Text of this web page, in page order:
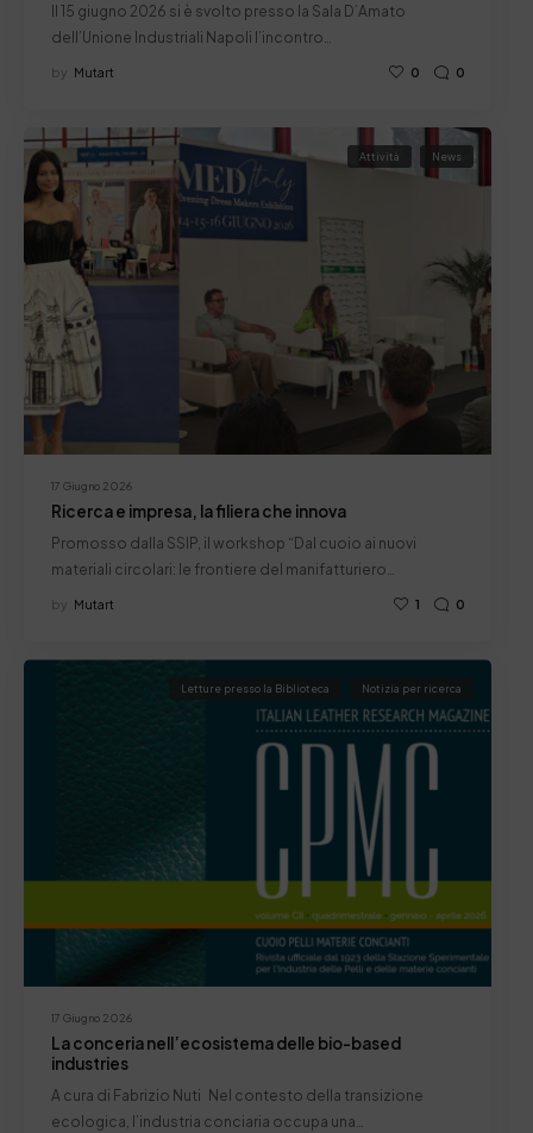
Il 15 giugno 2026 si è svolto presso la Sala D’Amato
dell’Unione Industriali Napoli l’incontro…
by Mutart 0 0
17 Giugno 2026
Attività News
Ricerca e impresa, la filiera che innova
Promosso dalla SSIP, il workshop “Dal cuoio ai nuovi
materiali circolari: le frontiere del manifatturiero…
by Mutart 1 0
17 Giugno 2026
Letture presso la Biblioteca Notizia per ricerca
La conceria nell’ecosistema delle bio-based
industries
A cura di Fabrizio Nuti Nel contesto della transizione
ecologica, l’industria conciaria occupa una…